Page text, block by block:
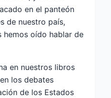
en el panteón
de nuestro país,
hemos oído hablar de
en nuestros libros
los debates
de los Estados